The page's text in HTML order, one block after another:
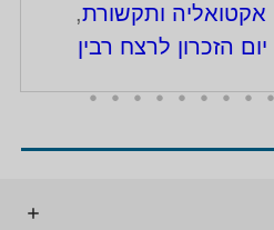
אקטואליה ותקשורת,
יום הזכרון לרצח רבין